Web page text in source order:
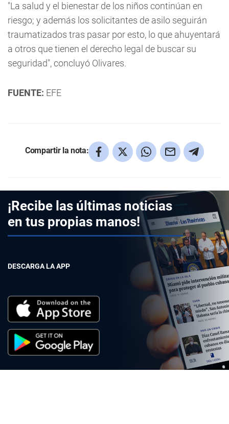
"La salud y el bienestar de los niños continúan en
riesgo; y además los solicitantes de asilo seguirán
traumatizados tras pasar por esto, lo que ahuyentará
a otros que tienen el derecho legal de buscar su
seguridad", concluyó Olivares.
FUENTE: EFE
Compartir la nota:
¡Recibe las últimas noticias
en tus propias manos!
DESCARGA LA APP